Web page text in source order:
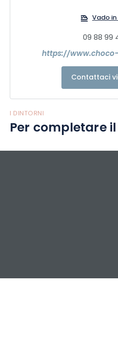
Vado
09 88 99
https://
Contattaci
I DINTORNI
Per completare